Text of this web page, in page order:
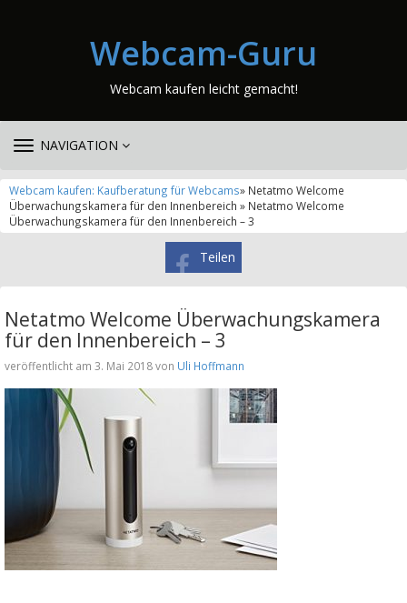
Webcam-Guru
Webcam kaufen leicht gemacht!
TOGGLE
NAVIGATION
Webcam kaufen: Kaufberatung für Webcams» Netatmo Welcome
Überwachungskamera für den Innenbereich » Netatmo Welcome
Überwachungskamera für den Innenbereich – 3
Teilen
Netatmo Welcome Überwachungskamera
für den Innenbereich – 3
veröffentlicht am 3. Mai 2018 von Uli Hoffmann